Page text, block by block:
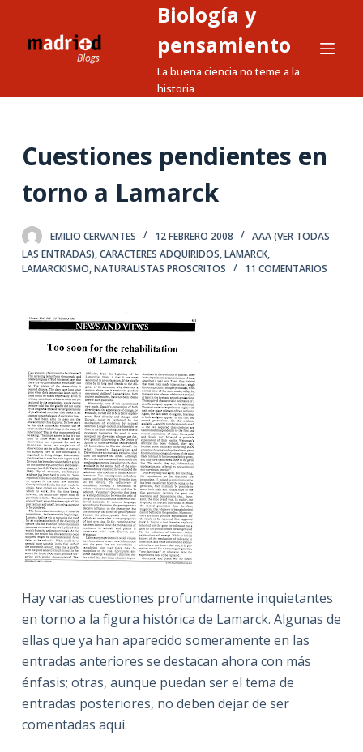
a
n
e
Biología y
pensamiento
La buena ciencia no teme a la
historia
Cuestiones pendientes en
torno a Lamarck
EMILIO CERVANTES 12 FEBRERO 2008
AAA (VER TODAS
LAS ENTRADAS),CARACTERES ADQUIRIDOS,LAMARCK,
LAMARCKISMO,NATURALISTAS PROSCRITOS 11 COMENTARIOS
Hay varias cuestiones profundamente inquietantes
en torno a la figura histórica de Lamarck. Algunas de
ellas que ya han aparecido someramente en las
entradas anteriores se destacan ahora con más
énfasis; otras, aunque puedan ser el tema de
entradas posteriores, no deben dejar de ser
comentadas aquí.